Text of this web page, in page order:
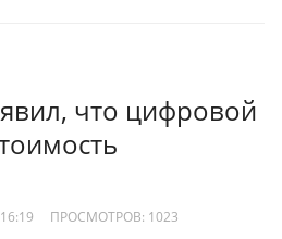
что цифровой
ПРОСМОТРОВ: 1023